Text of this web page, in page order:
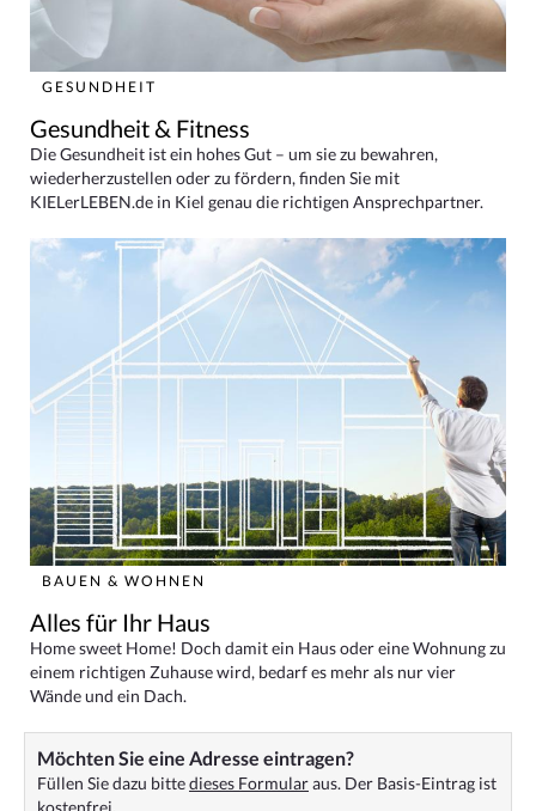
GESUNDHEIT
Gesundheit & Fitness
Die Gesundheit ist ein hohes Gut – um sie zu bewahren,
wiederherzustellen oder zu fördern, finden Sie mit
KIELerLEBEN.de in Kiel genau die richtigen Ansprechpartner.
BAUEN & WOHNEN
Alles für Ihr Haus
Home sweet Home! Doch damit ein Haus oder eine Wohnung zu
einem richtigen Zuhause wird, bedarf es mehr als nur vier
Wände und ein Dach.
Möchten Sie eine Adresse eintragen?
Füllen Sie dazu bittedieses Formularaus. Der Basis-Eintrag ist
kostenfrei.